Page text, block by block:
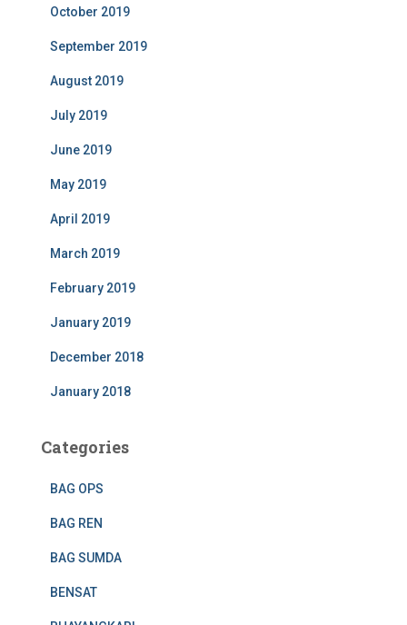
October 2019
September 2019
August 2019
July 2019
June 2019
May 2019
April 2019
March 2019
February 2019
January 2019
December 2018
January 2018
Categories
BAG OPS
BAG REN
BAG SUMDA
BENSAT